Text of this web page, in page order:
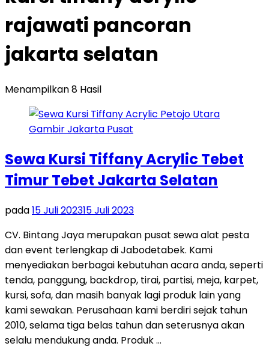
rajawati pancoran
jakarta selatan
Menampilkan 8 Hasil
Sewa Kursi Tiffany Acrylic Tebet
Timur Tebet Jakarta Selatan
pada15 Juli 202315 Juli 2023
CV. Bintang Jaya merupakan pusat sewa alat pesta
dan event terlengkap di Jabodetabek. Kami
menyediakan berbagai kebutuhan acara anda, seperti
tenda, panggung, backdrop, tirai, partisi, meja, karpet,
kursi, sofa, dan masih banyak lagi produk lain yang
kami sewakan. Perusahaan kami berdiri sejak tahun
2010, selama tiga belas tahun dan seterusnya akan
selalu mendukung anda. Produk …